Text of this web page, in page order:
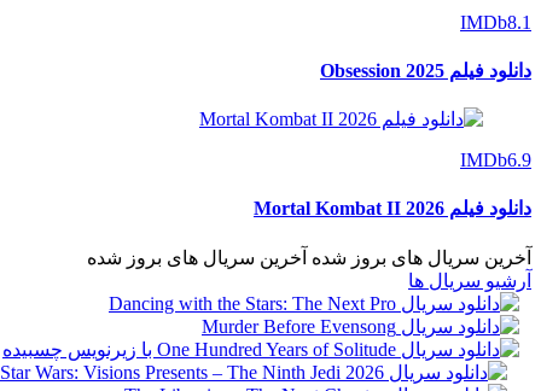
IMDb8.1
دانلود فیلم Obsession 2025
IMDb6.9
دانلود فیلم Mortal Kombat II 2026
آخرین سریال های بروز شده آخرین سریال های بروز شده
آرشیو سریال ها